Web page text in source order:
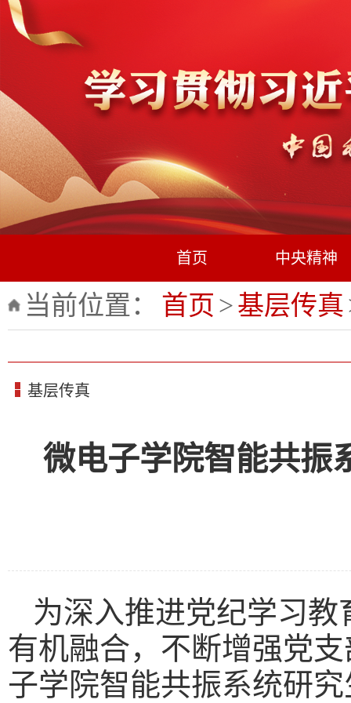
首页 中央精神
当前位置： 首页 >基层传真
基层传真
微电子学院智能共振
为深入推进党纪学习
有机融合，不断增强党
子学院智能共振系统研